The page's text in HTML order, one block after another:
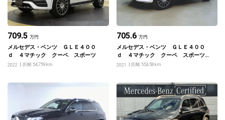
709.5 万円
メルセデス・ベンツ ＧＬＥ４００
ｄ ４マチック クーペ スポーツ
2022 距離 54,759km
705.6 万円
メルセデス・ベンツ ＧＬＥ４００
ｄ ４マチック クーペ スポーツ
Ｅ－アクティブボデーコントロールパ
2021 距離 55,658km